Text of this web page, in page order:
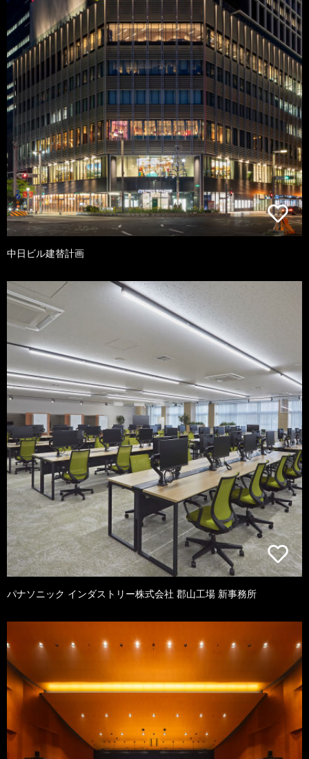
中日ビル建替計画
パナソニック インダストリー株式会社 郡山工場 新事務所